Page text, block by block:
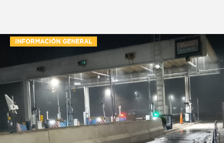
INFORMACIÓN GENERAL